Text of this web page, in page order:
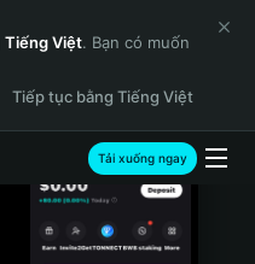
Tiếng Việt. Bạn có muốn
Tiếp tục bằng Tiếng Việt
Tải xuống ngay